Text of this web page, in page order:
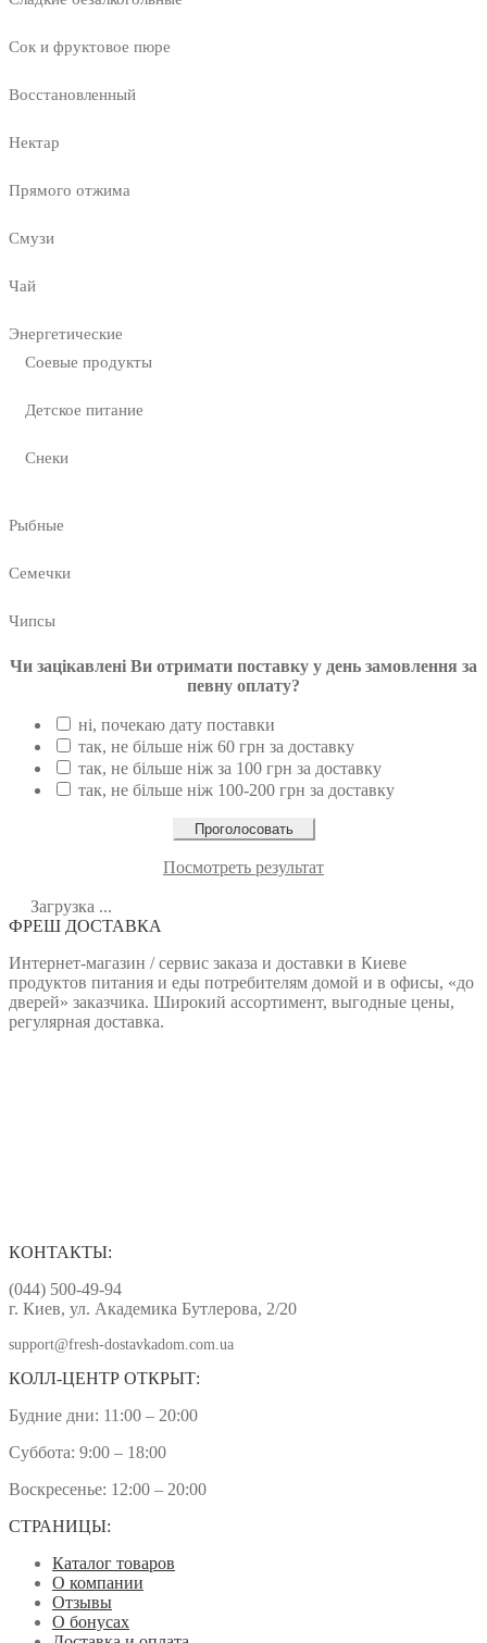
Сок и фруктовое пюре
Восстановленный
Нектар
Прямого отжима
Смузи
Чай
Энергетические
Соевые продукты
Детское питание
Снеки
Рыбные
Семечки
Чипсы
Чи зацікавлені Ви отримати поставку у день замовлення за
певну оплату?
ні, почекаю дату поставки
так, не більше ніж 60 грн за доставку
так, не більше ніж за 100 грн за доставку
так, не більше ніж 100-200 грн за доставку
Посмотреть результат
Загрузка ...
ФРЕШ ДОСТАВКА
Интернет-магазин / сервис заказа и доставки в Киеве
продуктов питания и еды потребителям домой и в офисы, «до
дверей» заказчика. Широкий ассортимент, выгодные цены,
регулярная доставка.
КОНТАКТЫ:
(044) 500-49-94
г. Киев, ул. Академика Бутлерова, 2/20
support@fresh-dostavkadom.com.ua
КОЛЛ-ЦЕНТР ОТКРЫТ:
Будние дни: 11:00 – 20:00
Суббота: 9:00 – 18:00
Воскресенье: 12:00 – 20:00
СТРАНИЦЫ:
Каталог товаров
О компании
Отзывы
О бонусах